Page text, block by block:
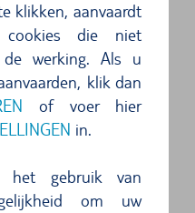
klikken, aanvaardt
die niet
werking. Als u
klik dan
of voer hier
in.
het gebruik van
om uw
steden hebben we de
In het
in Milaan, Turijn,
In Rome natuurlijk,
Napels, Bari,
auto huren. En in
in Italië. Kom je